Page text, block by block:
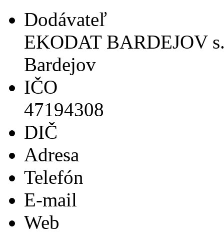
Dodávateľ
EKODAT BARDEJOV
Bardejov
IČO
47194308
DIČ
Adresa
Telefón
E-mail
Web